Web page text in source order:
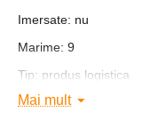
Imersate: nu
Marime: 9
Tip: produs logistica
Tip manseta: elastica
Mai mult